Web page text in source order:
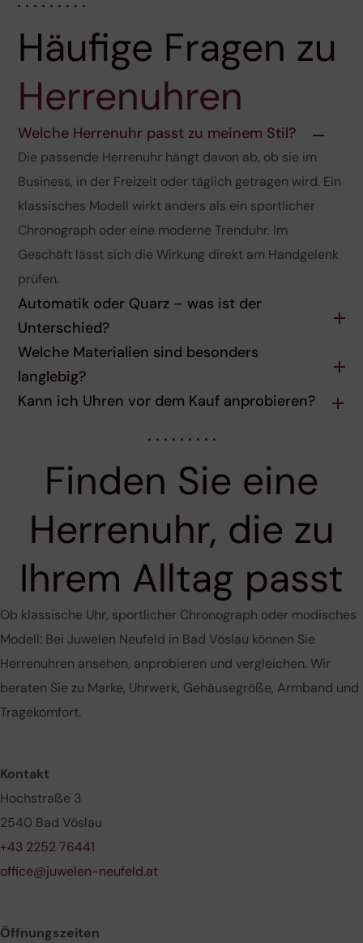
Häufige Fragen zu
Herrenuhren
Welche Herrenuhr passt zu meinem Stil?
Die passende Herrenuhr hängt davon ab, ob sie im
Business, in der Freizeit oder täglich getragen wird. Ein
klassisches Modell wirkt anders als ein sportlicher
Chronograph oder eine moderne Trenduhr. Im
Geschäft lässt sich die Wirkung direkt am Handgelenk
prüfen.
Automatik oder Quarz – was ist der
Unterschied?
Welche Materialien sind besonders
langlebig?
Kann ich Uhren vor dem Kauf anprobieren?
Finden Sie eine
Herrenuhr, die zu
Ihrem Alltag passt
Ob klassische Uhr, sportlicher Chronograph oder modisches
Modell: Bei Juwelen Neufeld in Bad Vöslau können Sie
Herrenuhren ansehen, anprobieren und vergleichen. Wir
beraten Sie zu Marke, Uhrwerk, Gehäusegröße, Armband und
Tragekomfort.
Kontakt
Hochstraße 3
2540 Bad Vöslau
+43 2252 76441
office@juwelen-neufeld.at
Öffnungszeiten